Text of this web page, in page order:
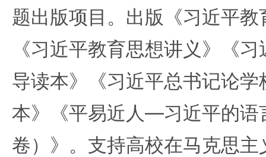
题出版项目。出版《习近平
《习近平教育思想讲义》《
导读本》《习近平总书记论
本》《平易近人—习近平的语
卷）》。支持高校在马克思